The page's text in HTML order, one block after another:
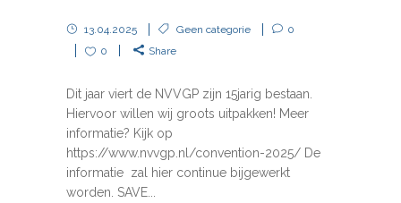
13.04.2025 Geen categorie
0
0
Share
Dit jaar viert de NVVGP zijn 15jarig bestaan.
Hiervoor willen wij groots uitpakken! Meer
informatie? Kijk op
https://www.nvvgp.nl/convention-2025/ De
informatie zal hier continue bijgewerkt
worden. SAVE...